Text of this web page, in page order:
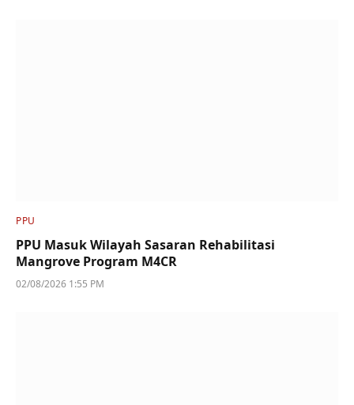
PPU
PPU Masuk Wilayah Sasaran Rehabilitasi
Mangrove Program M4CR
02/08/2026 1:55 PM